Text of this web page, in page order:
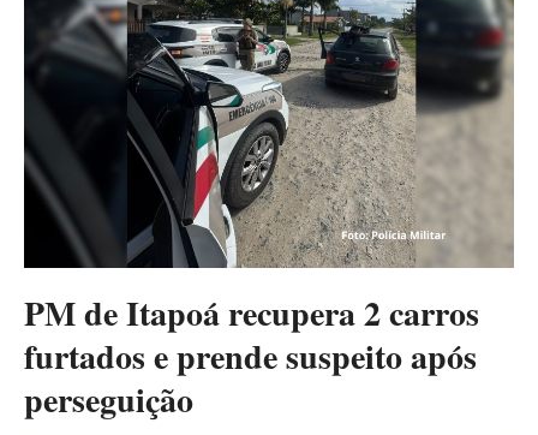
PM de Itapoá recupera 2 carros
furtados e prende suspeito após
perseguição